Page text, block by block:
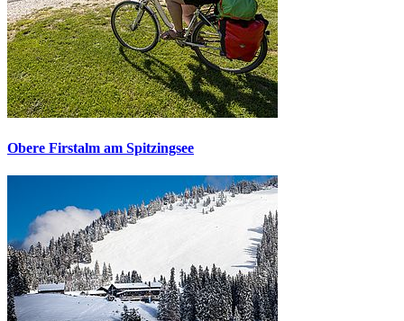
Obere Firstalm am Spitzingsee